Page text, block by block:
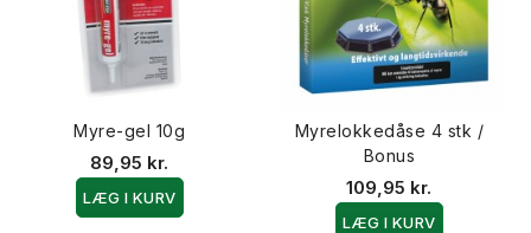
Myre-gel 10g
89,95 kr.
LÆG I KURV
Myrelokkedåse 4 stk /
Bonus
109,95 kr.
LÆG I KURV